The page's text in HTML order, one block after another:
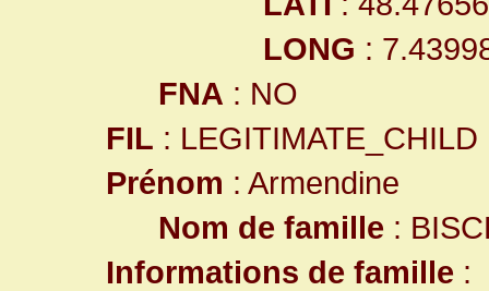
LONG :
FNA : NO
FIL : LEGITIMATE_CHILD
Prénom : Armendine
Nom de famille :
Informations de famille :